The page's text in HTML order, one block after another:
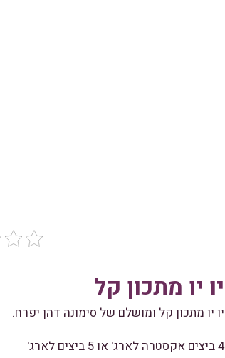
יו יו מתכון קל
יו יו מתכון קל ומושלם של סימונה דהן יפרח.
4 ביצים אקסטרה לארג' או 5 ביצים לארג'